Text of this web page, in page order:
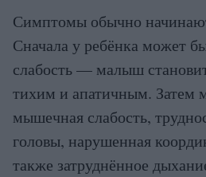
Симптомы обычно
Сначала у ребёнка может
слабость — малыш
тихим и апатичным. Затем
мышечная слабость,
головы, нарушенная
также затруднённое